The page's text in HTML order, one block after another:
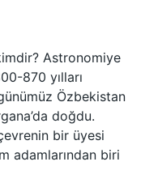
Astronomiye
870 yılları
Özbekistan
doğdu.
bir üyesi
adamlarından biri